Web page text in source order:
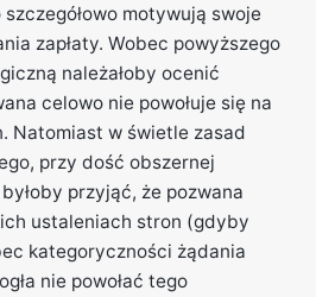
motywują swoje
zapłaty. Wobec powyższego
należałoby ocenić
celowo nie powołuje się na
Natomiast w świetle zasad
przy dość obszernej
przyjąć, że pozwana
ustaleniach stron (gdyby
kategoryczności żądania
nie powołać tego